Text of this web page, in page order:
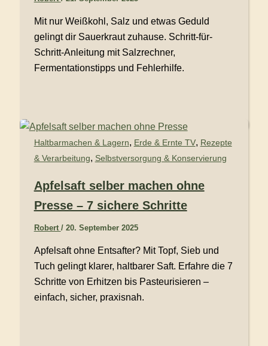
Mit nur Weißkohl, Salz und etwas Geduld
gelingt dir Sauerkraut zuhause. Schritt-für-
Schritt-Anleitung mit Salzrechner,
Fermentationstipps und Fehlerhilfe.
Haltbarmachen & Lagern, Erde & Ernte TV, Rezepte
& Verarbeitung, Selbstversorgung & Konservierung
Apfelsaft selber machen ohne
Presse – 7 sichere Schritte
Robert / 20. September 2025
Apfelsaft ohne Entsafter? Mit Topf, Sieb und
Tuch gelingt klarer, haltbarer Saft. Erfahre die 7
Schritte von Erhitzen bis Pasteurisieren –
einfach, sicher, praxisnah.